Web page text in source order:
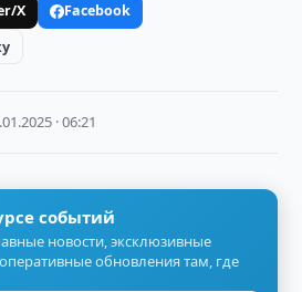
X
Facebook
· 06:21
событий
новости, эксклюзивные
обновления там, где